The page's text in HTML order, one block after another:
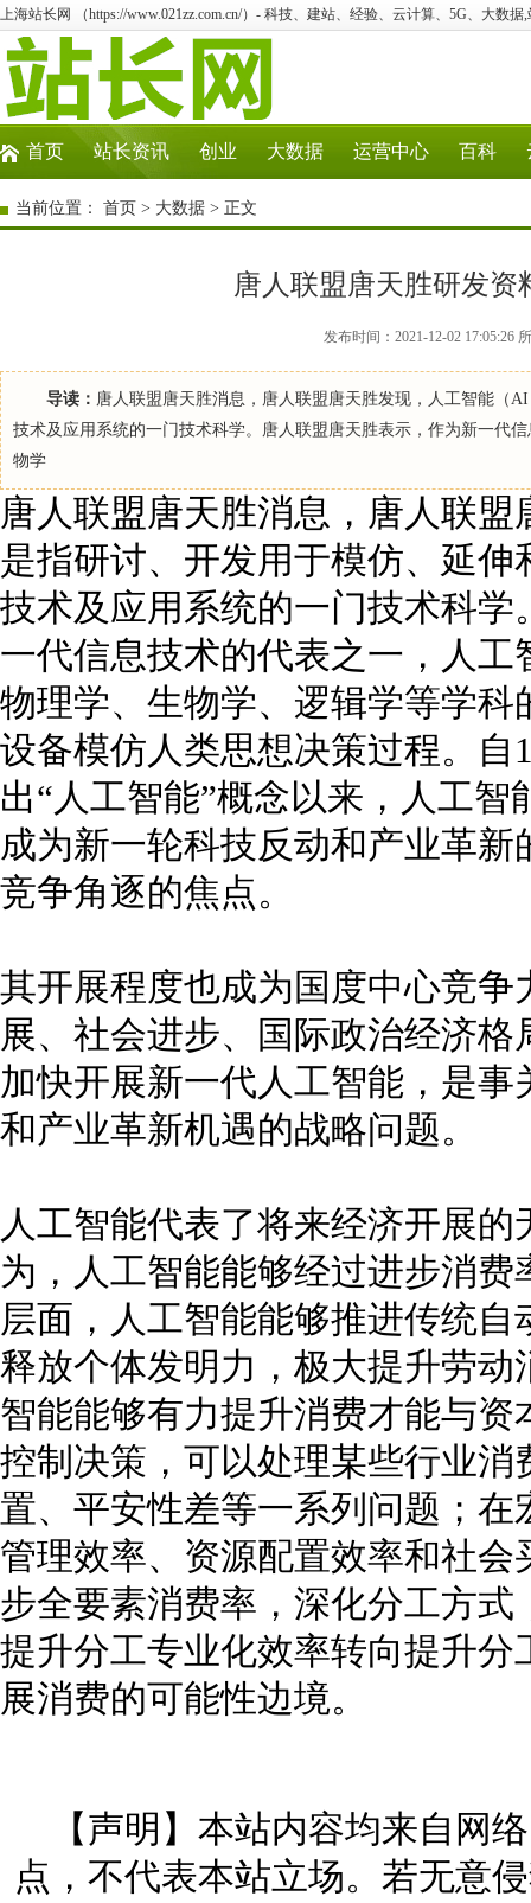
上海站长网 （https://www.021zz.com.cn/）- 科技、建站、经验、云计算、5G、大数据
首页 站长资讯 创业 大数据 运营中心 百科
当前位置： 首页 > 大数据 > 正文
唐人联盟唐天胜研发
发布时间：2021-12-02 17:05:26
导读： 唐人联盟唐天胜消息，唐人联盟唐天胜发现，人工智能（
技术及应用系统的一门技术科学。唐人联盟唐天胜表示，作为新一代
物学
唐人联盟唐天胜消息，唐人联
是指研讨、开发用于模仿、延
技术及应用系统的一门技术科
一代信息技术的代表之一，人
物理学、生物学、逻辑学等学
设备模仿人类思想决策过程。自
出“人工智能”概念以来，人工
成为新一轮科技反动和产业革
竞争角逐的焦点。
其开展程度也成为国度中心竞
展、社会进步、国际政治经济
加快开展新一代人工智能，是
和产业革新机遇的战略问题。
人工智能代表了将来经济开展
为，人工智能能够经过进步消
层面，人工智能能够推进传统
释放个体发明力，极大提升劳
智能能够有力提升消费才能与
控制决策，可以处理某些行业
置、平安性差等一系列问题；
管理效率、资源配置效率和社
步全要素消费率，深化分工方
提升分工专业化效率转向提升
展消费的可能性边境。
【声明】本站内容均来自网
点，不代表本站立场。若无意